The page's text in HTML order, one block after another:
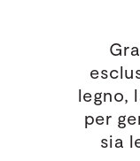
legno,
per
sia